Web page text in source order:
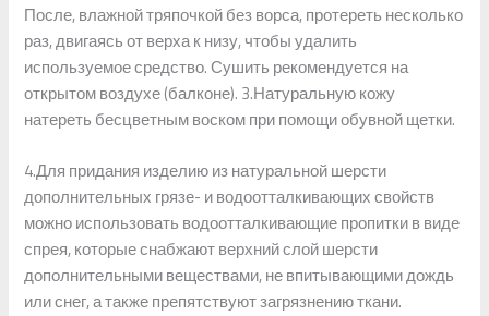
После, влажной тряпочкой без ворса, протереть несколько
раз, двигаясь от верха к низу, чтобы удалить
используемое средство. Сушить рекомендуется на
открытом воздухе (балконе). 3.Натуральную кожу
натереть бесцветным воском при помощи обувной щетки.
4.Для придания изделию из натуральной шерсти
дополнительных грязе- и водоотталкивающих свойств
можно использовать водоотталкивающие пропитки в виде
спрея, которые снабжают верхний слой шерсти
дополнительными веществами, не впитывающими дождь
или снег, а также препятствуют загрязнению ткани.